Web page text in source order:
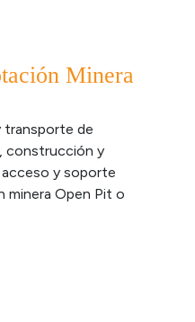
Minera
transporte de
construcción y
y soporte
minera Open Pit o